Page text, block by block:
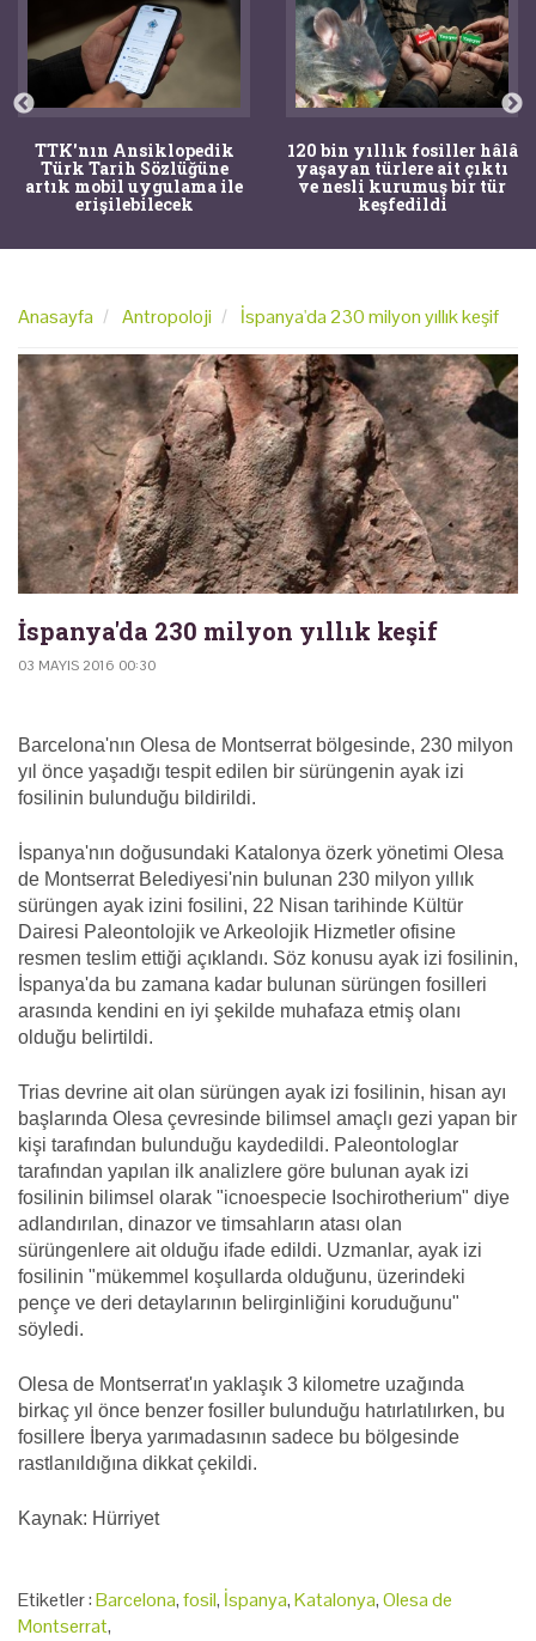
TTK'nın Ansiklopedik
Türk Tarih Sözlüğüne
artık mobil uygulama ile
erişilebilecek
120 bin yıllık fosiller hâlâ
yaşayan türlere ait çıktı
ve nesli kurumuş bir tür
keşfedildi
Anasayfa Antropoloji İspanya'da 230 milyon yıllık keşif
İspanya'da 230 milyon yıllık keşif
03 MAYIS 2016 00:30
Barcelona'nın Olesa de Montserrat bölgesinde, 230 milyon
yıl önce yaşadığı tespit edilen bir sürüngenin ayak izi
fosilinin bulunduğu bildirildi.
İspanya'nın doğusundaki Katalonya özerk yönetimi Olesa
de Montserrat Belediyesi'nin bulunan 230 milyon yıllık
sürüngen ayak izini fosilini, 22 Nisan tarihinde Kültür
Dairesi Paleontolojik ve Arkeolojik Hizmetler ofisine
resmen teslim ettiği açıklandı. Söz konusu ayak izi fosilinin,
İspanya'da bu zamana kadar bulunan sürüngen fosilleri
arasında kendini en iyi şekilde muhafaza etmiş olanı
olduğu belirtildi.
Trias devrine ait olan sürüngen ayak izi fosilinin, hisan ayı
başlarında Olesa çevresinde bilimsel amaçlı gezi yapan bir
kişi tarafından bulunduğu kaydedildi. Paleontologlar
tarafından yapılan ilk analizlere göre bulunan ayak izi
fosilinin bilimsel olarak "icnoespecie Isochirotherium" diye
adlandırılan, dinazor ve timsahların atası olan
sürüngenlere ait olduğu ifade edildi. Uzmanlar, ayak izi
fosilinin "mükemmel koşullarda olduğunu, üzerindeki
pençe ve deri detaylarının belirginliğini koruduğunu"
söyledi.
Olesa de Montserrat'ın yaklaşık 3 kilometre uzağında
birkaç yıl önce benzer fosiller bulunduğu hatırlatılırken, bu
fosillere İberya yarımadasının sadece bu bölgesinde
rastlanıldığına dikkat çekildi.
Kaynak: Hürriyet
Etiketler :Barcelona,fosil, İspanya,Katalonya,Olesa de
Montserrat,